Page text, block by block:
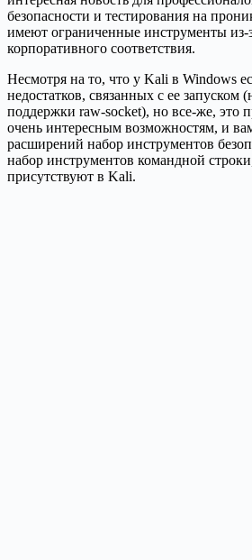
безопасности и тестирования на
имеют ограниченные инструменты из-
корпоративного соответствия.
Несмотря на то, что у Kali в Windows
недостатков, связанных с ее запуском
поддержки raw-socket), но все-же, это
очень интересным возможностям, и
расширений набор инструментов
набор инструментов командной
присутствуют в Kali.